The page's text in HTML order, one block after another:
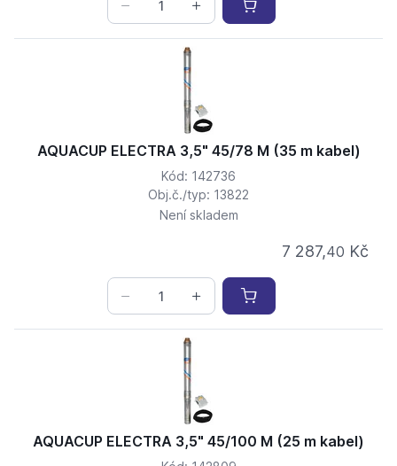
AQUACUP ELECTRA 3,5" 45/78 M (35 m kabel)
Kód: 142736
Obj.č./typ: 13822
Není skladem
7 287,40 Kč
AQUACUP ELECTRA 3,5" 45/100 M (25 m kabel)